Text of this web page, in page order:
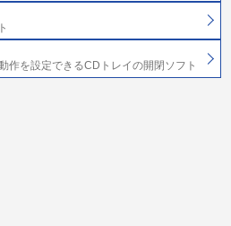
作を設定できるCDトレイの開閉ソフト